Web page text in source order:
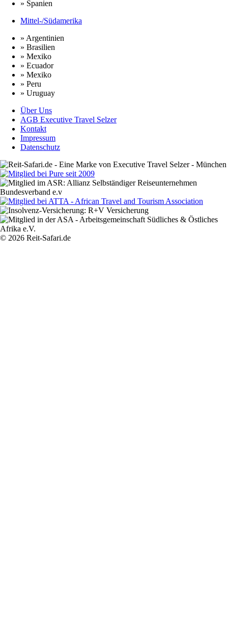
» Spanien
Mittel-/Südamerika
» Argentinien
» Brasilien
» Mexiko
» Ecuador
» Mexiko
» Peru
» Uruguay
Über Uns
AGB Executive Travel Selzer
Kontakt
Impressum
Datenschutz
© 2026 Reit-Safari.de